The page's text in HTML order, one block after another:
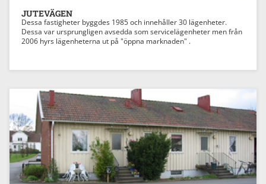
JUTEVÄGEN
Dessa fastigheter byggdes 1985 och innehåller 30 lägenheter.
Dessa var ursprungligen avsedda som servicelägenheter men från
2006 hyrs lägenheterna ut på "öppna marknaden" .
Previous Next